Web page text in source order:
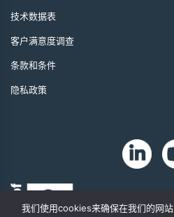
技术数据表
客户满意度调查
条款和条件
隐私政策
我们使用cookies来确保在我们的网